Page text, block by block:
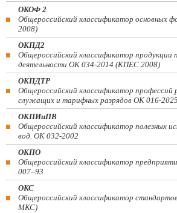
ОКОФ 2
Общероссийский классификатор основных
2008)
ОКПД2
Общероссийский классификатор продукции
деятельности ОК 034-2014 (КПЕС 2008)
ОКПДТР
Общероссийский классификатор профессий
служащих и тарифных разрядов ОК 016-2025
ОКПИиПВ
Общероссийский классификатор полезных
вод. ОК 032-2002
ОКПО
Общероссийский классификатор
007–93
ОКС
Общероссийский классификатор
МКС)